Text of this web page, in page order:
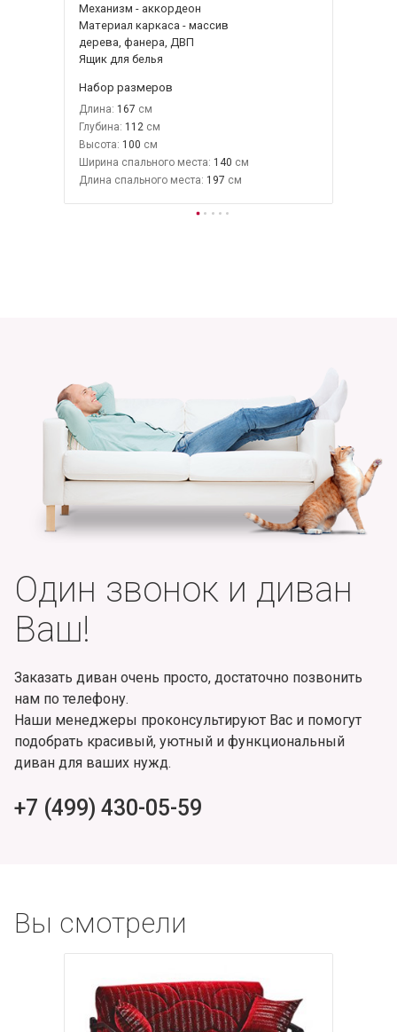
Механизм - аккордеон
Материал каркаса - массив
дерева, фанера, ДВП
Ящик для белья
Набор размеров
Длина: 167
Глубина: 112
Высота: 100
Ширина спального места: 140
Длина спального места: 197
Один звонок и диван
Ваш!
Заказать диван очень просто, достаточно позвонить
нам по телефону.
Наши менеджеры проконсультируют Вас и помогут
подобрать красивый, уютный и функциональный
диван для ваших нужд.
+7 (499) 430-05-59
Вы смотрели